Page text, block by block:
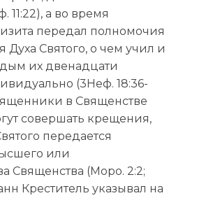
11:22), а во время
передал полномочия
Духа Святого, о чем учил и
их двенадцати
(3Неф. 18:36-
в Священстве
совершать крещения,
передается
или
Священства (Moрo. 2:2;
Креститель указывал на